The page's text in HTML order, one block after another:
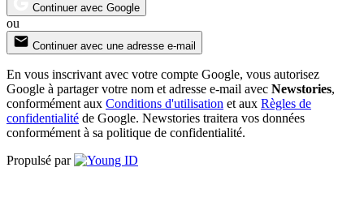
Continuer avec Google
ou
Continuer avec une adresse e-mail
En vous inscrivant avec votre compte Google, vous autorisez
Google à partager votre nom et adresse e-mail avec Newstories,
conformément aux Conditions d'utilisation et aux Règles de
confidentialité de Google. Newstories traitera vos données
conformément à sa politique de confidentialité.
Propulsé par